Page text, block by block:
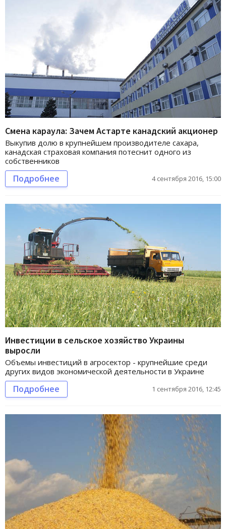
Смена караула: Зачем Астарте канадский акционер
Выкупив долю в крупнейшем производителе сахара,
канадская страховая компания потеснит одного из
собственников
Подробнее 4 сентября 2016, 15:00
Инвестиции в сельское хозяйство Украины
выросли
Объемы инвестиций в агросектор - крупнейшие среди
других видов экономической деятельности в Украине
Подробнее 1 сентября 2016, 12:45